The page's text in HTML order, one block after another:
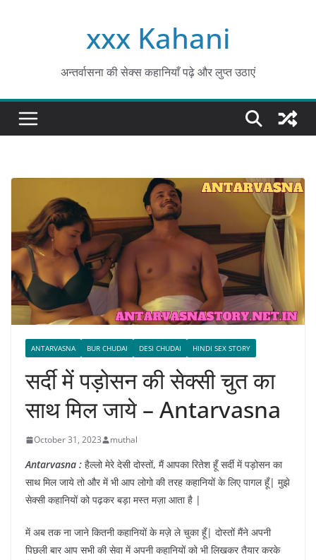
xxx Kahani
अन्तर्वासना की सेक्स कहानियाँ पढ़े और लुप्त उठाएं
ANTARVASNA BUR CHUDAI DESI CHUDAI HINDI SEX STORY
सर्दी में पड़ोसन की सेक्सी चुत का
साथ मिल जाये – Antarvasna
October 31, 2023 muthal
Antarvasna : हैल्लो मेरे देसी दोस्तों, मैं आपका रितेश हूँ सर्दी में पड़ोसन का
साथ मिल जाये तो और में भी आप लोगो की तरह कहानियों के लिए पागल हूँ| मुझे
सेक्सी कहानियों को पढ़कर बड़ा मस्त मज़ा आता है |
में अब तक ना जाने कितनी कहानियों के मज़े ले चुका हूँ| दोस्तों मैंने अपनी
पिछली बार आप सभी की सेवा में अपनी कहानियों को भी लिखकर तैयार करके